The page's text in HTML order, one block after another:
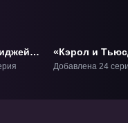
«Кэрол и
ТВ-1
Добавлена 24